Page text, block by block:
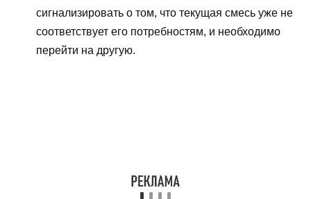
сигнализировать о том, что текущая смесь уже не
соответствует его потребностям, и необходимо
перейти на другую.